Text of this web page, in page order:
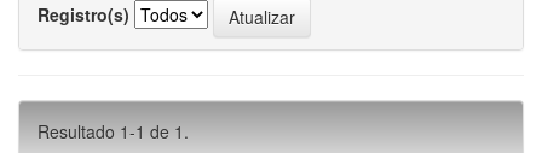
Registro(s)
Resultado 1-1 de 1.